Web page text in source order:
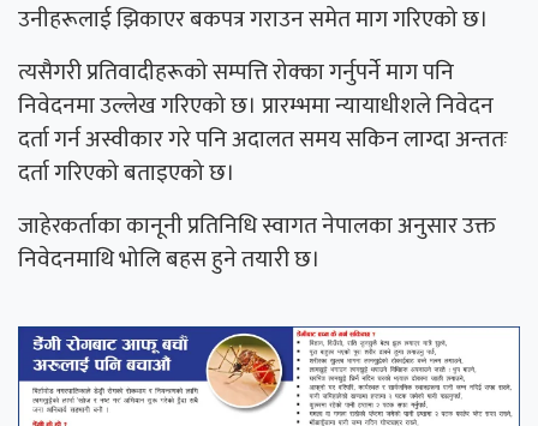
उनीहरूलाई झिकाएर बकपत्र गराउन समेत माग गरिएको छ।
त्यसैगरी प्रतिवादीहरूको सम्पत्ति रोक्का गर्नुपर्ने माग पनि
निवेदनमा उल्लेख गरिएको छ। प्रारम्भमा न्यायाधीशले निवेदन
दर्ता गर्न अस्वीकार गरे पनि अदालत समय सकिन लाग्दा अन्ततः
दर्ता गरिएको बताइएको छ।
जाहेरकर्ताका कानूनी प्रतिनिधि स्वागत नेपालका अनुसार उक्त
निवेदनमाथि भोलि बहस हुने तयारी छ।